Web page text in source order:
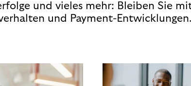
und vieles mehr: Bleiben Sie
und Payment-Entwicklungen.